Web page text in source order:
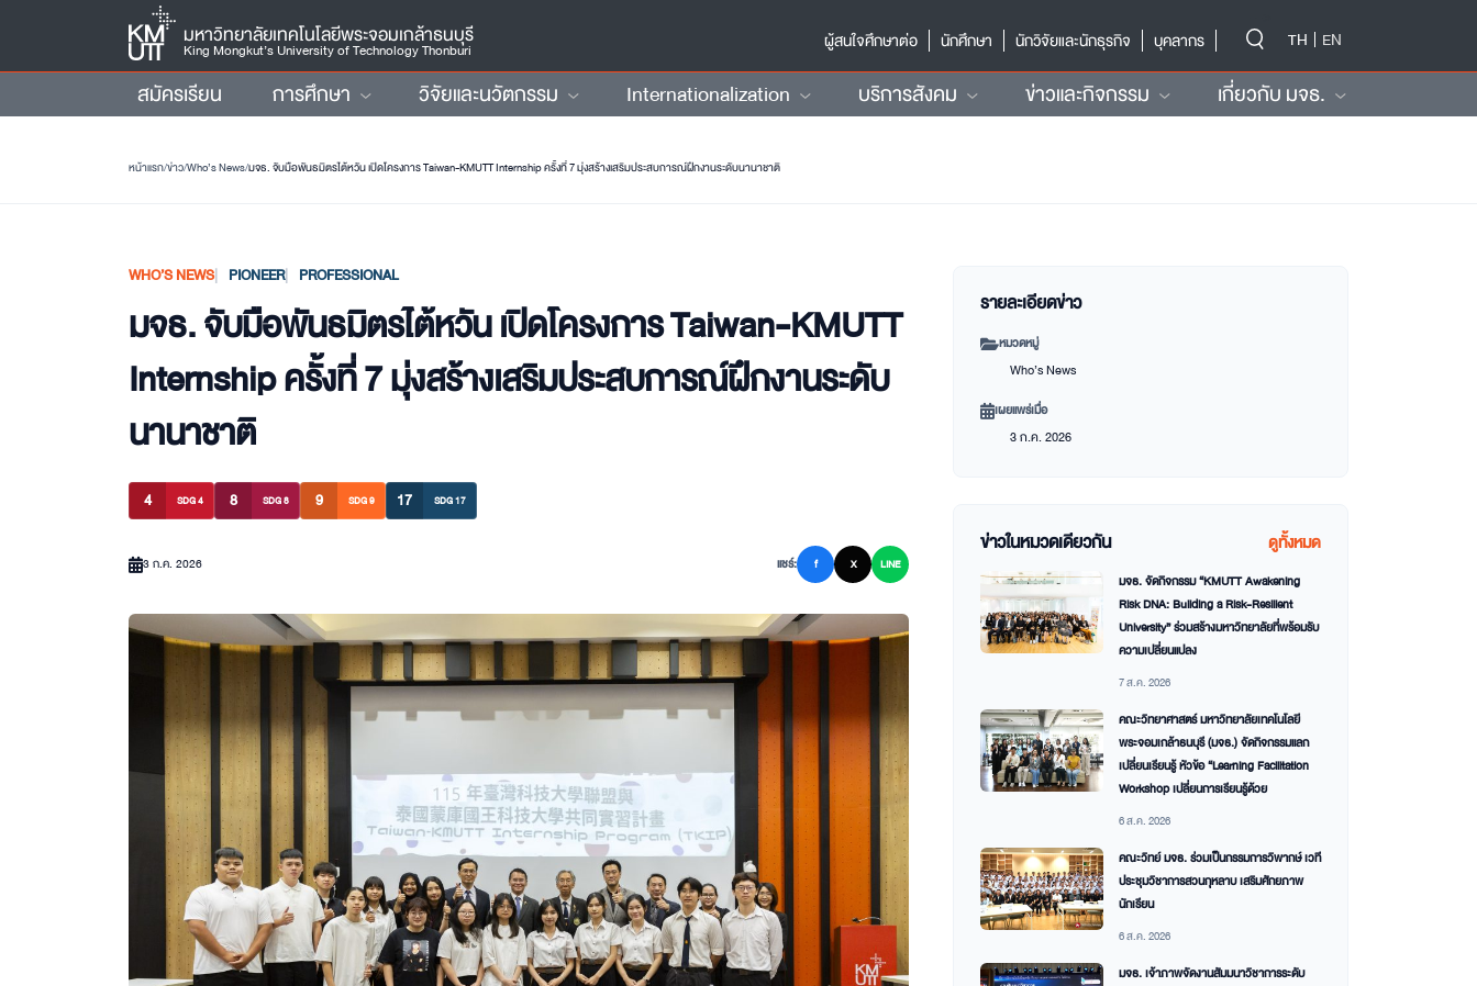
มหาวิทยาลัยเทคโนโลยีพระจอมเกล้าธนบุรี
King Mongkut’s University of Technology Thonburi
ผู้สนใจศึกษาต่อ
นักศึกษา นักวิจัยและนักธุรกิจ บุคลากร TH EN
สมัครเรียน การศึกษา วิจัยและนวัตกรรม Internationalization บริการสังคม ข่าวและกิจกรรม เกี่ยวกับ มจธ.
หน้าแรก/ข่าว/Who’s News/มจธ. จับมือพันธมิตรไต้หวัน เปิดโครงการ Taiwan-KMUTT Internship ครั้งที่ 7 มุ่งสร้างเสริมประสบการณ์ฝึกงานระดับนานาชาติ
WHO’S NEWS PIONEER PROFESSIONAL
มจธ. จับมือพันธมิตรไต้หวัน เปิดโครงการ Taiwan-KMUTT
Internship ครั้งที่ 7 มุ่งสร้างเสริมประสบการณ์ฝึกงานระดับ
นานาชาติ
4 SDG 4 8 SDG 8 9 SDG 9 17 SDG 17
3 ก.ค. 2026 แชร์: f X LINE
รายละเอียดข่าว
หมวดหมู่
Who’s News
เผยแพร่เมื่อ
3 ก.ค. 2026
ข่าวในหมวดเดียวกัน ดูทั้งหมด
มจธ. จัดกิจกรรม “KMUTT Awakening
Risk DNA: Building a Risk-Resilient
University” ร่วมสร้างมหาวิทยาลัยที่พร้อมรับ
ความเปลี่ยนแปลง
7 ส.ค. 2026
คณะวิทยาศาสตร์ มหาวิทยาลัยเทคโนโลยี
พระจอมเกล้าธนบุรี (มจธ.) จัดกิจกรรมแลก
เปลี่ยนเรียนรู้ หัวข้อ “Learning Facilitation
Workshop เปลี่ยนการเรียนรู้ด้วย
6 ส.ค. 2026
คณะวิทย์ มจธ. ร่วมเป็นกรรมการวิพากษ์ เวที
ประชุมวิชาการสวนกุหลาบ เสริมศักยภาพ
นักเรียน
6 ส.ค. 2026
มจธ. เจ้าภาพจัดงานสัมมนาวิชาการระดับ